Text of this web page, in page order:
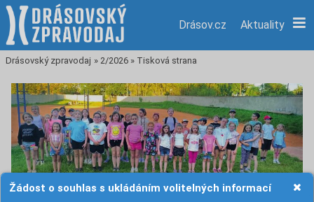
Žádost o souhlas s ukládáním volitelných informací
Drásov.cz Aktuality
Drásovský zpravodaj » 2/2026 » Tisková strana